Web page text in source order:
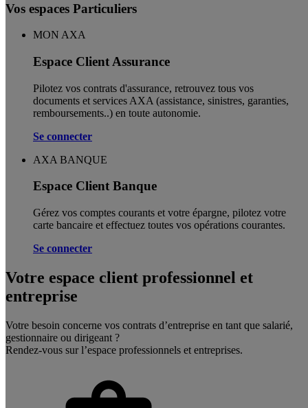
Vos espaces Particuliers
MON AXA
Espace Client Assurance
Pilotez vos contrats d'assurance, retrouvez tous vos
documents et services AXA (assistance, sinistres, garanties,
remboursements..) en toute autonomie. ​
Se connecter
AXA BANQUE
Espace Client Banque
Gérez vos comptes courants et votre épargne, pilotez votre
carte bancaire et effectuez toutes vos opérations courantes.
Se connecter
Votre espace client professionnel et
entreprise
Votre besoin concerne vos contrats d’entreprise en tant que salarié,
gestionnaire ou dirigeant ?
Rendez-vous sur l’espace professionnels et entreprises.